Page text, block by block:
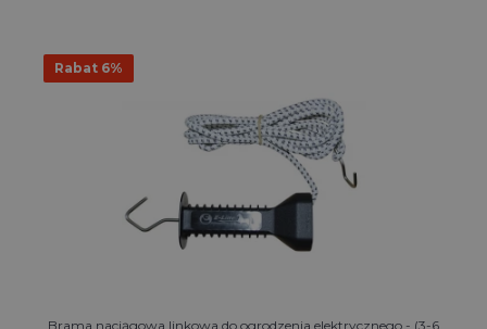
Rabat 6%
Brama naciągowa linkowa do ogrodzenia elektrycznego - (3-6